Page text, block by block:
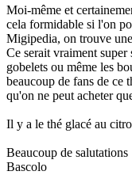
Moi-même et
cela formidable si l'on
Migipedia, on trouve
Ce serait vraiment
gobelets ou même les
beaucoup de fans de ce
qu'on ne peut acheter
Il y a le thé glacé au
Beaucoup de salutations
Bascolo